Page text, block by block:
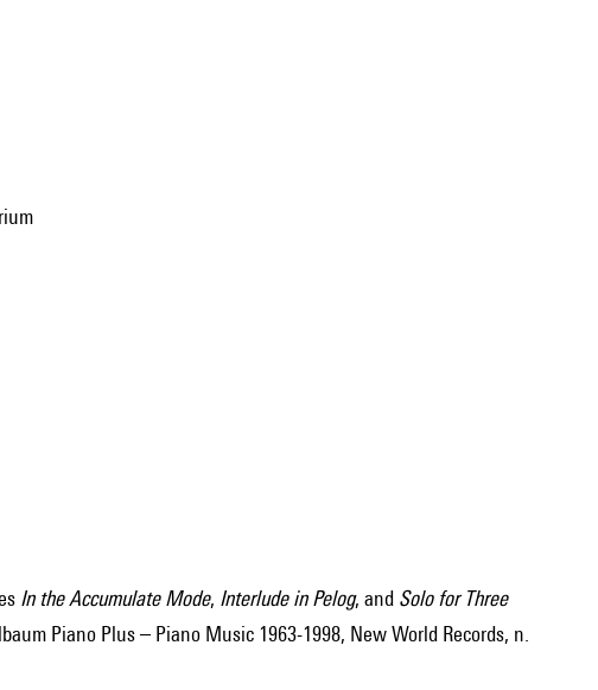
In the Accumulate Mode, Interlude in Pelog, and Solo for Three
Piano Plus – Piano Music 1963-1998, New World Records, n.